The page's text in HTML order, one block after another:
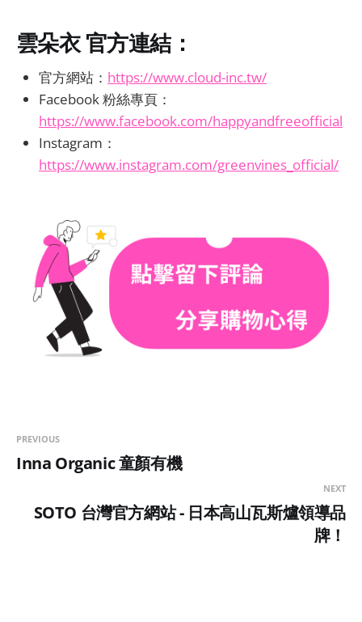
雲朵衣 官方連結：
官方網站： https://www.cloud-inc.tw/
Facebook 粉絲專頁：
https://www.facebook.com/happyandfreeofficial
Instagram：
https://www.instagram.com/greenvines_official/
PREVIOUS
Inna Organic 童顏有機
NEXT
SOTO 台灣官方網站 - 日本高山瓦斯爐領導品
牌！